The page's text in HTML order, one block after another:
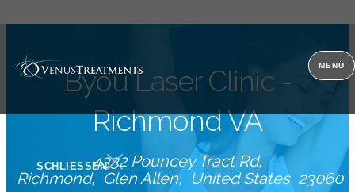
MENÜ
SCHLIESSEN
Byou Laser Clinic -
Richmond VA
4332 Pouncey Tract Rd
Richmond
Glen Allen United States 23060